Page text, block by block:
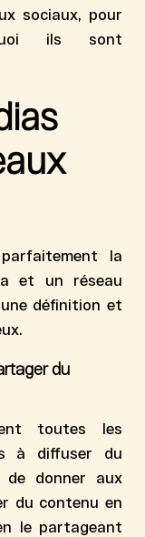
sociaux, pour
ils sont
la
et un réseau
définition et
du
toutes les
à diffuser du
de donner aux
du contenu en
le partageant